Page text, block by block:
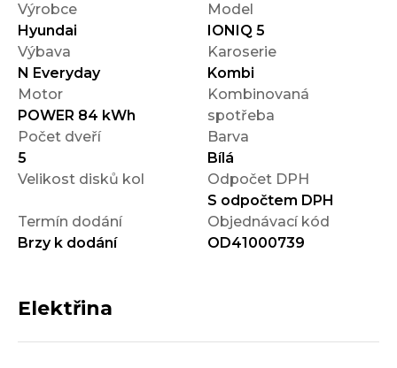
Výrobce
Hyundai
Model
IONIQ 5
Výbava
N Everyday
Karoserie
Kombi
Motor
POWER 84 kWh
Kombinovaná
spotřeba
Počet dveří
5
Barva
Bílá
Velikost disků kol
Odpočet DPH
S odpočtem DPH
Termín dodání
Brzy k dodání
Objednávací kód
OD41000739
Elektřina